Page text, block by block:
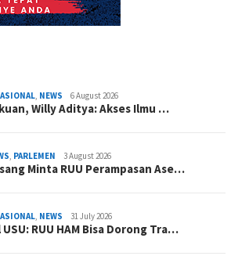
, NEWS 6 August 2026
Willy Aditya: Akses Ilmu …
, PARLEMEN 3 August 2026
Minta RUU Perampasan Ase…
, NEWS 31 July 2026
RUU HAM Bisa Dorong Tra…